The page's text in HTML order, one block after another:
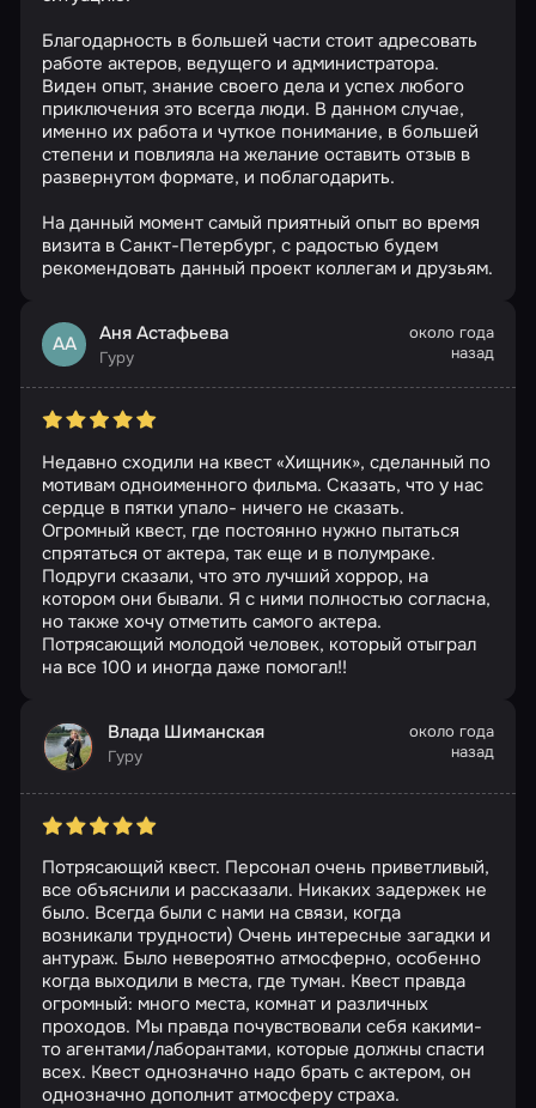
Благодарность в большей части стоит адресовать
работе актеров, ведущего и администратора.
Виден опыт, знание своего дела и успех любого
приключения это всегда люди. В данном случае,
именно их работа и чуткое понимание, в большей
степени и повлияла на желание оставить отзыв в
развернутом формате, и поблагодарить.
На данный момент самый приятный опыт во время
визита в Санкт-Петербург, с радостью будем
рекомендовать данный проект коллегам и друзьям.
АА Аня Астафьева
Гуру
около года
назад
Недавно сходили на квест «Хищник», сделанный по
мотивам одноименного фильма. Сказать, что у нас
сердце в пятки упало- ничего не сказать.
Огромный квест, где постоянно нужно пытаться
спрятаться от актера, так еще и в полумраке.
Подруги сказали, что это лучший хоррор, на
котором они бывали. Я с ними полностью согласна,
но также хочу отметить самого актера.
Потрясающий молодой человек, который отыграл
на все 100 и иногда даже помогал!!
Влада Шиманская
Гуру
около года
назад
Потрясающий квест. Персонал очень приветливый,
все объяснили и рассказали. Никаких задержек не
было. Всегда были с нами на связи, когда
возникали трудности) Очень интересные загадки и
антураж. Было невероятно атмосферно, особенно
когда выходили в места, где туман. Квест правда
огромный: много места, комнат и различных
проходов. Мы правда почувствовали себя какими-
то агентами/лаборантами, которые должны спасти
всех. Квест однозначно надо брать с актером, он
однозначно дополнит атмосферу страха.